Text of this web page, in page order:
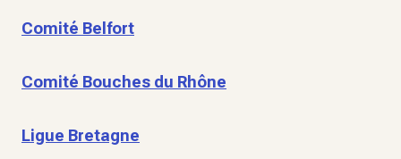
Comité Belfort
Comité Bouches du Rhône
Ligue Bretagne